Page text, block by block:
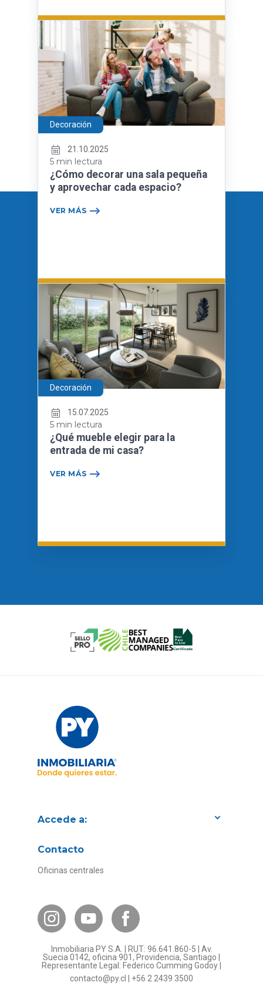
Decoración
21.10.2025
5 min lectura
¿Cómo decorar una sala pequeña
y aprovechar cada espacio?
VER MÁS
Decoración
15.07.2025
5 min lectura
¿Qué mueble elegir para la
entrada de mi casa?
VER MÁS
Accede a:
Bases Legales
¿Por qué invertir en PY?
Preguntas frecuentes
Formulario Referidos PY
Términos y Condiciones
Contacto
Oficinas centrales
Inmobiliaria PY S.A. | RUT: 96.641.860-5 | Av.
Suecia 0142, oficina 901, Providencia, Santiago |
Representante Legal: Federico Cumming Godoy |
contacto@py.cl
+56 2 2439 3500